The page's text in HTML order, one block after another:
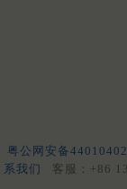
粤公网安备
系我们
客服：+86